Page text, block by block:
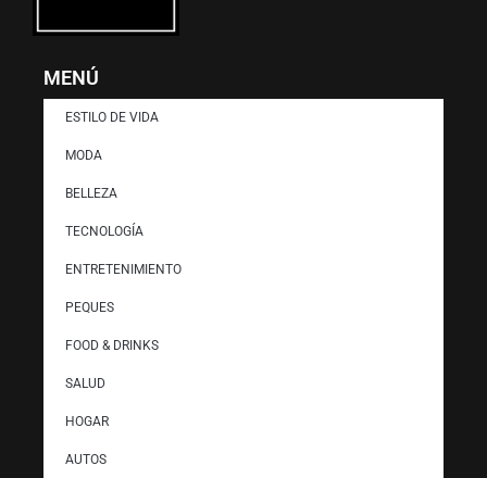
MENÚ
ESTILO DE VIDA
MODA
BELLEZA
TECNOLOGÍA
ENTRETENIMIENTO
PEQUES
FOOD & DRINKS
SALUD
HOGAR
AUTOS